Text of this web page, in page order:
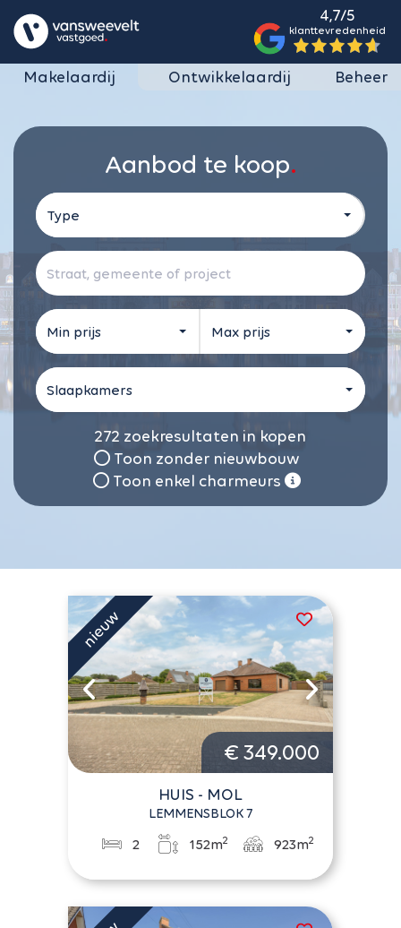
4,7/5
klanttevredenheid
Makelaardij Ontwikkelaardij Beheer
Aanbod te koop
Type
Min prijs Max prijs
Slaapkamers
272 zoekresultaten in kopen
Toon zonder nieuwbouw
Toon enkel charmeurs
€ 349.000
HUIS - MOL
LEMMENSBLOK 7
2 152m2 923m2